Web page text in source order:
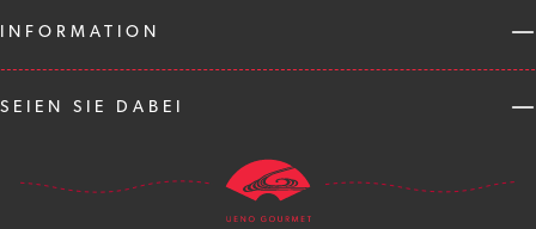
INFORMATION
SEIEN SIE DABEI